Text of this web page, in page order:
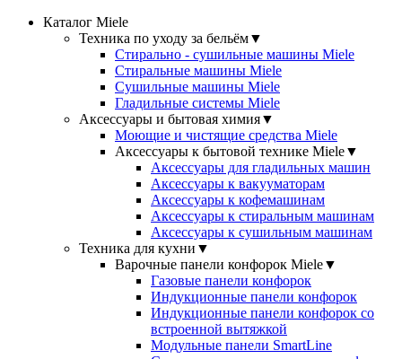
Каталог Miele
Техника по уходу за бельём▼
Стирально - сушильные машины Miele
Стиральные машины Miele
Сушильные машины Miele
Гладильные системы Miele
Аксессуары и бытовая химия▼
Моющие и чистящие средства Miele
Аксессуары к бытовой технике Miele▼
Аксессуары для гладильных машин
Аксессуары к вакууматорам
Аксессуары к кофемашинам
Аксессуары к стиральным машинам
Аксессуары к сушильным машинам
Техника для кухни ▼
Варочные панели конфорок Miele▼
Газовые панели конфорок
Индукционные панели конфорок
Индукционные панели конфорок со
встроенной вытяжкой
Модульные панели SmartLine